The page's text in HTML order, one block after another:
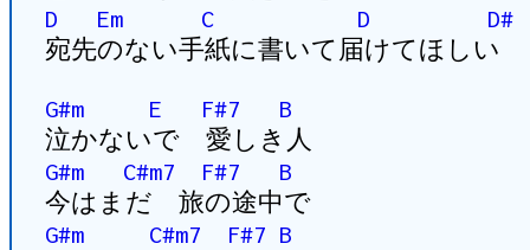
D
Em C D
D#
宛先のない手紙に書いて届けてほしい
G#m E F#7
B
泣かないで 愛しき人
G#m
C#m7 F#7
B
今はまだ 旅の途中で
G#m
C#m7 F#7 B